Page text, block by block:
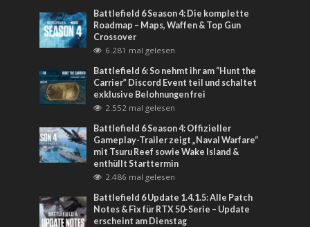
Battlefield 6 Season 4: Die komplette
Roadmap – Maps, Waffen & Top Gun
Crossover
6.281 mal gelesen
Battlefield 6: So nehmt ihr am “Hunt the
Carrier” Discord Event teil und schaltet
exklusive Belohnungen frei
2.552 mal gelesen
Battlefield 6 Season 4: Offizieller
Gameplay-Trailer zeigt „Naval Warfare“
mit Tsuru Reef sowie Wake Island &
enthüllt Starttermin
2.486 mal gelesen
Battlefield 6 Update 1.4.1.5: Alle Patch
Notes & Fix für RTX 50-Serie – Update
erscheint am Dienstag